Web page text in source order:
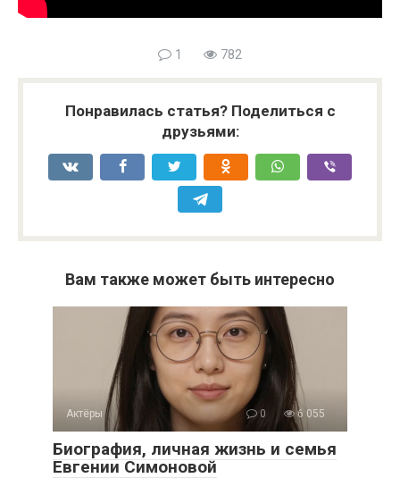
1 782
Понравилась статья? Поделиться с
друзьями:
Вам также может быть интересно
Актёры 0 6 055
Биография, личная жизнь и семья
Евгении Симоновой